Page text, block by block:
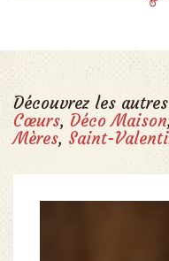
Découvrez les
Cœurs, Déco Maison,
Mères, Saint-